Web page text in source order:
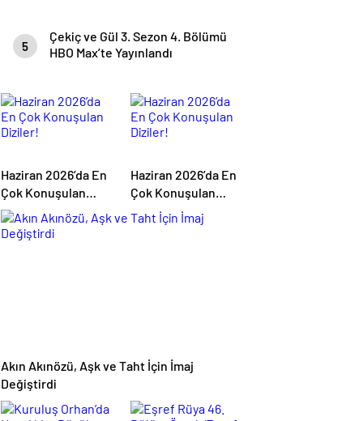
5
Çekiç ve Gül 3. Sezon 4. Bölümü
HBO Max’te Yayınlandı
Haziran 2026’da En
Çok Konuşulan
Diziler!
Haziran 2026’da En
Çok Konuşulan
Diziler!
Akın Akınözü, Aşk ve Taht İçin İmaj
Değiştirdi